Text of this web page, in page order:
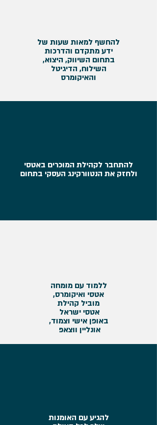
להחשף למאות שעות של
ידע מתקדם והדרכות
בתחום השיווק, היצוא,
השילוח, הדיגיטל
והאיקומרס
להתחבר לקהילת המוכרים באטסי
ולחזק את הנטוורקינג העסקי בתחום
ללמוד עם מומחה
אטסי ואיקומרס,
מוביל קהילת
אטסי ישראל
באופן אישי וצמוד,
אונליין ווצאפ
להגיע עם האומנות